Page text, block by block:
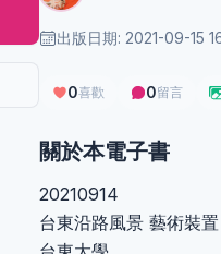
出版日期: 2021-09-15
0喜歡 0留言
關於本電子書
20210914
台東沿路風景 藝術裝置